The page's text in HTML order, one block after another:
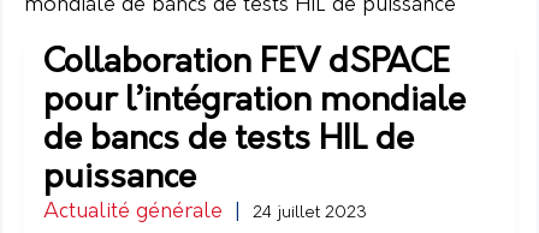
Collaboration FEV dSPACE
pour l’intégration mondiale
de bancs de tests HIL de
puissance
Actualité générale 24 juillet 2023